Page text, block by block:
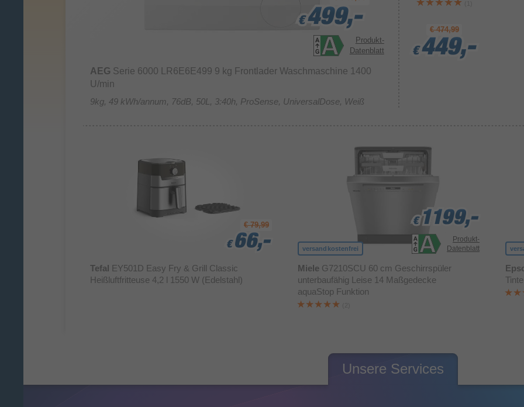
€ 499,-
€ 499,-
€ 499,-
Produkt-
Datenblatt
AEG Serie 6000 LR6E6E499 9 kg Frontlader Waschmaschine 1400
U/min
9kg, 49 kWh/annum, 76dB, 50L, 3:40h, ProSense, UniversalDose, Weiß
€ 474,99
€ 449,-
€ 449,-
€ 449,-
€ 79,99
€ 66,-
€ 66,-
€ 66,-
Tefal EY501D Easy Fry & Grill Classic
Heißluftfritteuse 4,2 l 1550 W (Edelstahl)
versandkostenfrei
€ 1199,-
€ 1199,-
€ 1199,-
Produkt-
Datenblatt
Miele G7210SCU 60 cm Geschirrspüler
unterbaufähig Leise 14 Maßgedecke
aquaStop Funktion
Unsere Services